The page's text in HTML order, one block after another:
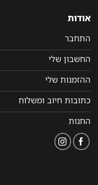
אודות
התחבר
החשבון שלי
ההזמנות שלי
כתובות חיוב ומשלוח
החנות